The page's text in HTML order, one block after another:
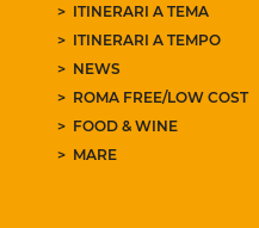
ITINERARI A TEMA
ITINERARI A TEMPO
NEWS
ROMA FREE/LOW COST
FOOD & WINE
MARE